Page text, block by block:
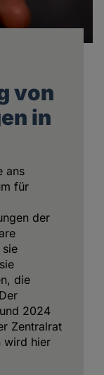
von
in
ans
für
der
die
2024
Zentralrat
wird hier